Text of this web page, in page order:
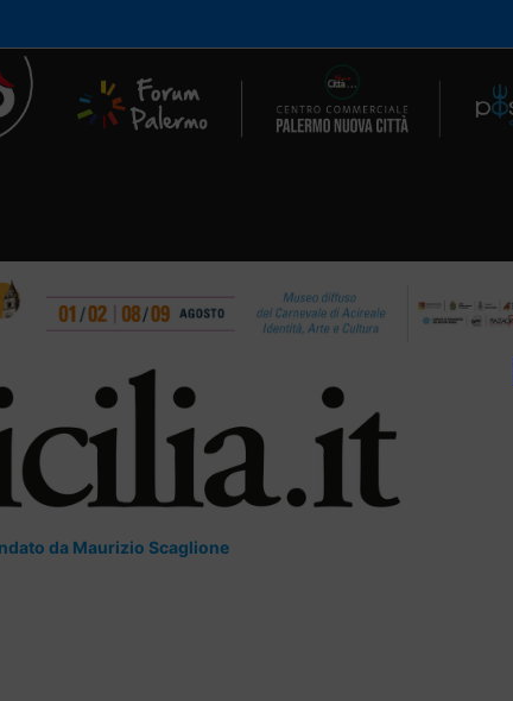
da Maurizio Scaglione